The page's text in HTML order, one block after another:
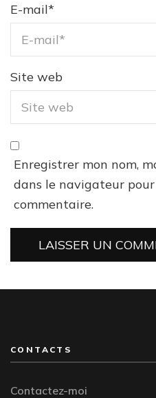
E-mail*
Site web
Enregistrer mon nom,
dans le navigateur
commentaire.
CONTACTS
Contactez-moi